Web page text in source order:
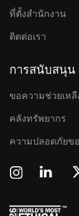
ที่ตั้งสำนักงาน
ติดต่อเรา
การสนับสนุน
ขอความช่วยเหลื
คลังทรัพยากร
ความปลอดภัยข